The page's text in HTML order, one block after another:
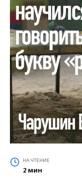
НА ЧТЕНИЕ
2 мин